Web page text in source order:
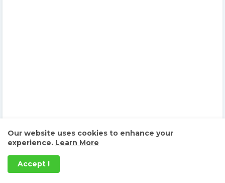
Our website uses cookies to enhance your
experience. Learn More
Accept !